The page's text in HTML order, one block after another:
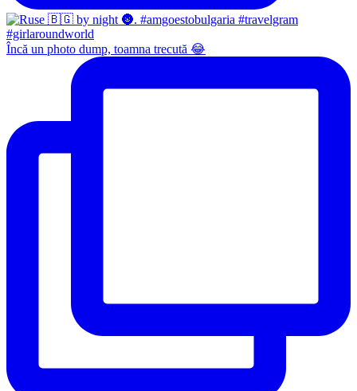
Încă un photo dump, toamna trecută 😂